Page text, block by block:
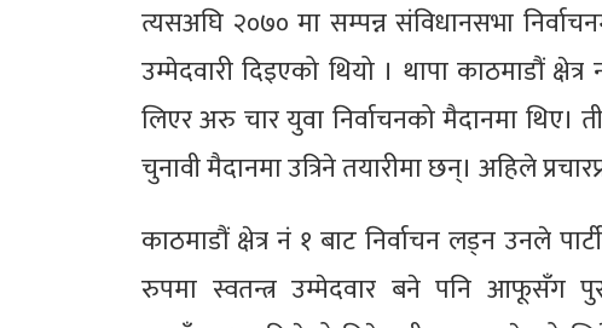
त्यसअघि २०७० मा सम्पन्न संविधानसभा
उम्मेदवारी दिइएको थियो । थापा काठमाडौं
लिएर अरु चार युवा निर्वाचनको मैदानमा
चुनावी मैदानमा उत्रिने तयारीमा छन्। अहिले
काठमाडौं क्षेत्र नं १ बाट निर्वाचन लड्न उनले
रुपमा स्वतन्त्र उम्मेदवार बने पनि आफूसँग